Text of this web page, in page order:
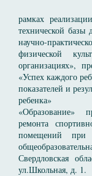
рамках
технической базы
научно-
физической
организациях»,
«Успех каждого
показателей и
ребенка»
«Образование»
ремонта
помещений
Свердловская
ул.Школьная, д. 1.